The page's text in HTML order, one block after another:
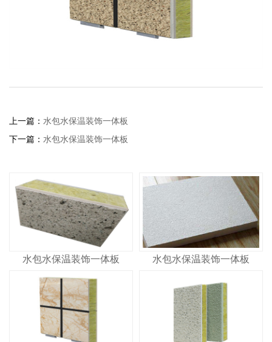
上一篇： 水包水保温装饰一体板
下一篇： 水包水保温装饰一体板
水包水保温装饰一体板 水包水保温装饰一体板